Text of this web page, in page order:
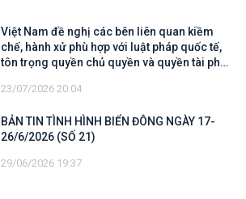
Việt Nam đề nghị các bên liên quan kiềm
chế, hành xử phù hợp với luật pháp quốc tế,
tôn trọng quyền chủ quyền và quyền tài phán
địa của quốc gia ven biển
23/07/2026 20:04
BẢN TIN TÌNH HÌNH BIỂN ĐÔNG NGÀY 17-
26/6/2026 (SỐ 21)
29/06/2026 19:37